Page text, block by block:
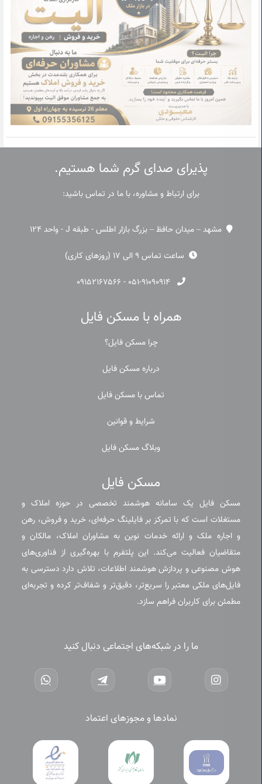
پذیرای صدای گرم شما هستیم.
برای ارتباط و مشاوره، با ما در تماس باشید:
مشهد – میدان حافظ – بزرگ بازار اطلس - طبقه J - واحد 124
ساعت تماس 9 الی 17 (روزهای کاری)
۰۵۱-۹۱۰۹۰۹۱۴ - ۰۹۱۵۲۱۶۷۵۶۶
همراه با مسکن فایل
چرا مسکن فایل؟
درباره مسکن فایل
تماس با مسکن فایل
شرایط و قوانین
وبلاگ مسکن فایل
مسکن فایل
مسکن فایل یک سامانه هوشمند تخصصی در حوزه املاک و
مستغلات است که با تمرکز بر فایلینگ حرفه‌ای، خرید و فروش، رهن
و اجاره ملک و ارائه خدمات نوین به مشاوران املاک، مالکان و
متقاضیان فعالیت می‌کند. این پلتفرم با بهره‌گیری از فناوری‌های
هوش مصنوعی و پردازش هوشمند اطلاعات، تلاش دارد دسترسی به
فایل‌های ملکی معتبر را سریع‌تر، دقیق‌تر و شفاف‌تر کرده و تجربه‌ای
مطمئن برای کاربران فراهم سازد.
ما را در شبکه‌های اجتماعی دنبال کنید
نمادها و مجوزهای اعتماد